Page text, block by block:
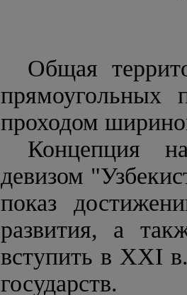
Общая
прямоугольных
проходом
Концепция
девизом
показ
развития, а
вступить в XXI
государств.